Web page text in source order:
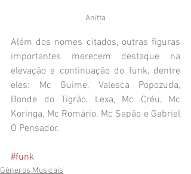
Anitta
Além dos nomes citados, outras figuras
importantes merecem destaque na
elevação e continuação do funk, dentre
eles: Mc Guime, Valesca Popozuda,
Bonde do Tigrão, Lexa, Mc Créu, Mc
Koringa, Mc Romário, Mc Sapão e Gabriel
O Pensador.
#funk
Gêneros Musicais